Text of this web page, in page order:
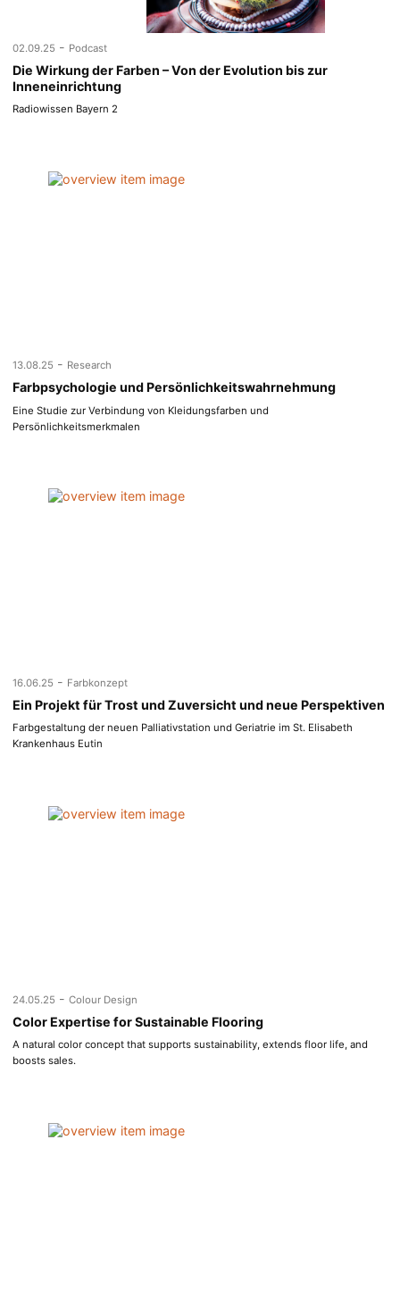
02.09.25 - Podcast
Die Wirkung der Farben – Von der Evolution bis zur
Inneneinrichtung
Radiowissen Bayern 2
13.08.25 - Research
Farbpsychologie und Persönlichkeitswahrnehmung
Eine Studie zur Verbindung von Kleidungsfarben und
Persönlichkeitsmerkmalen
16.06.25 - Farbkonzept
Ein Projekt für Trost und Zuversicht und neue Perspektiven
Farbgestaltung der neuen Palliativstation und Geriatrie im St. Elisabeth
Krankenhaus Eutin
24.05.25 - Colour Design
Color Expertise for Sustainable Flooring
A natural color concept that supports sustainability, extends floor life, and
boosts sales.